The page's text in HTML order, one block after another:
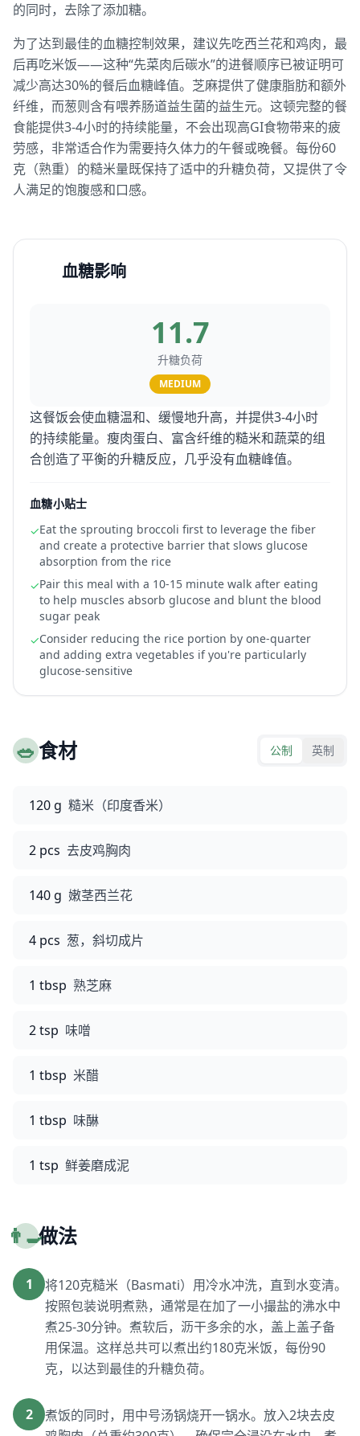
的同时，去除了添加糖。
为了达到最佳的血糖控制效果，建议先吃西兰花和鸡肉，最
后再吃米饭——这种“先菜肉后碳水”的进餐顺序已被证明可
减少高达30%的餐后血糖峰值。芝麻提供了健康脂肪和额外
纤维，而葱则含有喂养肠道益生菌的益生元。这顿完整的餐
食能提供3-4小时的持续能量，不会出现高GI食物带来的疲
劳感，非常适合作为需要持久体力的午餐或晚餐。每份60
克（熟重）的糙米量既保持了适中的升糖负荷，又提供了令
人满足的饱腹感和口感。
血糖影响
11.7
升糖负荷
MEDIUM
这餐饭会使血糖温和、缓慢地升高，并提供3-4小时
的持续能量。瘦肉蛋白、富含纤维的糙米和蔬菜的组
合创造了平衡的升糖反应，几乎没有血糖峰值。
血糖小贴士
✓Eat the sprouting broccoli first to leverage the fiber
and create a protective barrier that slows glucose
absorption from the rice
✓Pair this meal with a 10-15 minute walk after eating
to help muscles absorb glucose and blunt the blood
sugar peak
✓Consider reducing the rice portion by one-quarter
and adding extra vegetables if you're particularly
glucose-sensitive
🥗食材 公制 英制
120 g 糙米（印度香米）
2 pcs 去皮鸡胸肉
140 g 嫩茎西兰花
4 pcs 葱，斜切成片
1 tbsp 熟芝麻
2 tsp 味噌
1 tbsp 米醋
1 tbsp 味醂
1 tsp 鲜姜磨成泥
👨‍🍳做法
1
将120克糙米（Basmati）用冷水冲洗，直到水变清。
按照包装说明煮熟，通常是在加了一小撮盐的沸水中
煮25-30分钟。煮软后，沥干多余的水，盖上盖子备
用保温。这样总共可以煮出约180克米饭，每份90
克，以达到最佳的升糖负荷。
2
煮饭的同时，用中号汤锅烧开一锅水。放入2块去皮